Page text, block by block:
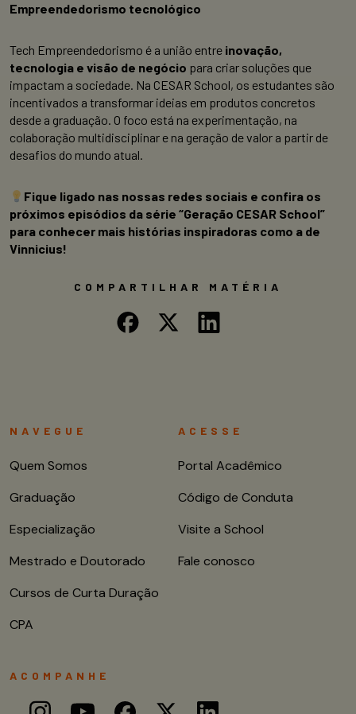
Empreendedorismo tecnológico
Tech Empreendedorismo é a união entre inovação,
tecnologia e visão de negócio para criar soluções que
impactam a sociedade. Na CESAR School, os estudantes são
incentivados a transformar ideias em produtos concretos
desde a graduação. O foco está na experimentação, na
colaboração multidisciplinar e na geração de valor a partir de
desafios do mundo atual.
Fique ligado nas nossas redes sociais e confira os
próximos episódios da série “Geração CESAR School”
para conhecer mais histórias inspiradoras como a de
Vinnicius!
COMPARTILHAR MATÉRIA
NAVEGUE
Quem Somos
Graduação
Especialização
Mestrado e Doutorado
Cursos de Curta Duração
CPA
ACESSE
Portal Acadêmico
Código de Conduta
Visite a School
Fale conosco
ACOMPANHE